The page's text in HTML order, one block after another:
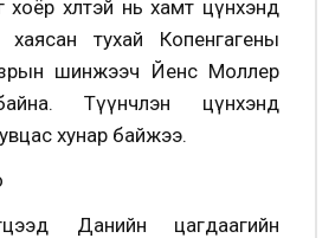
хоёр хөлтэй нь хамт цүнхэнд
хаясан тухай Копенгагены
шинжээч Йенс Моллер
Түүнчлэн цүнхэнд
хунар байжээ.
Данийн цагдаагийн